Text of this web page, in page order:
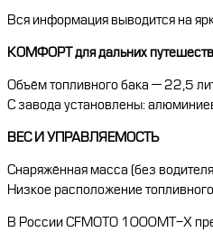
Вся информация выводится на
КОМФОРТ для дальних
Объём топливного бака — 22,5
С завода установлены:
ВЕС И УПРАВЛЯЕМОСТЬ
Снаряжённая масса (без
Низкое расположение
В России CFMOTO 1000MT-X